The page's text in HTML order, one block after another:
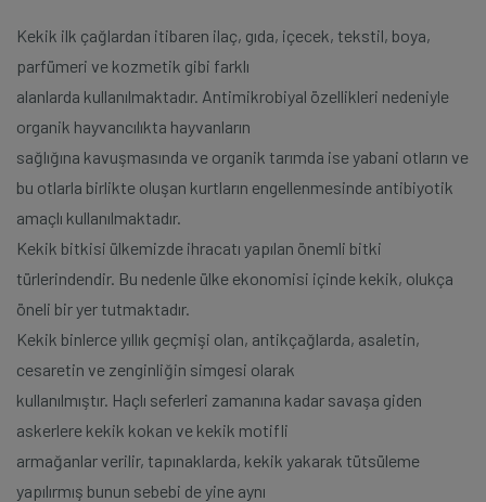
Kekik ilk çağlardan itibaren ilaç, gıda, içecek, tekstil, boya,
parfümeri ve kozmetik gibi farklı
alanlarda kullanılmaktadır. Antimikrobiyal özellikleri nedeniyle
organik hayvancılıkta hayvanların
sağlığına kavuşmasında ve organik tarımda ise yabani otların ve
bu otlarla birlikte oluşan kurtların engellenmesinde antibiyotik
amaçlı kullanılmaktadır.
Kekik bitkisi ülkemizde ihracatı yapılan önemli bitki
türlerindendir. Bu nedenle ülke ekonomisi içinde kekik, olukça
öneli bir yer tutmaktadır.
Kekik binlerce yıllık geçmişi olan, antikçağlarda, asaletin,
cesaretin ve zenginliğin simgesi olarak
kullanılmıştır. Haçlı seferleri zamanına kadar savaşa giden
askerlere kekik kokan ve kekik motifli
armağanlar verilir, tapınaklarda, kekik yakarak tütsüleme
yapılırmış bunun sebebi de yine aynı